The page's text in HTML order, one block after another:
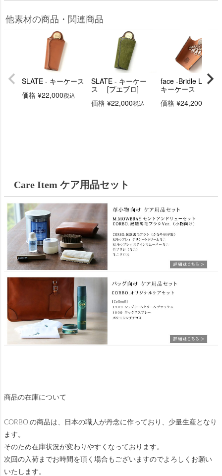
他素材の商品・関連商品
SLATE - キーケース
価格 ¥22,000税込
SLATE - キーケー
ス [プエブロ]
価格 ¥22,000税込
face -Bridle
キーケース
価格 ¥24,200
Care Item ケア用品セット
商品の在庫について
CORBO.の商品は、日本の職人が丹念に作っており、少量生産となり
ます。
そのため在庫状況が変わりやすくなっております。
次回の入荷までお時間を頂く場合もございますのでよろしくお願い
いたします。